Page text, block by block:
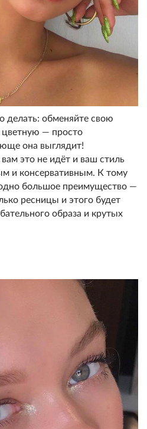
делать: обменяйте свою
— просто
она выглядит!
это не идёт и ваш стиль
и консервативным. К тому
большое преимущество —
ресницы и этого будет
образа и крутых